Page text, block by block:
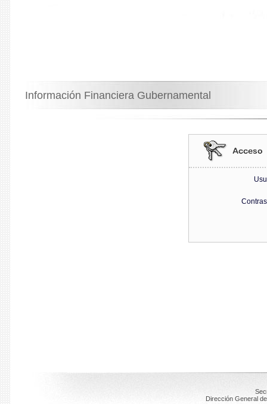
Información Financiera Gubernamental
Dirección General